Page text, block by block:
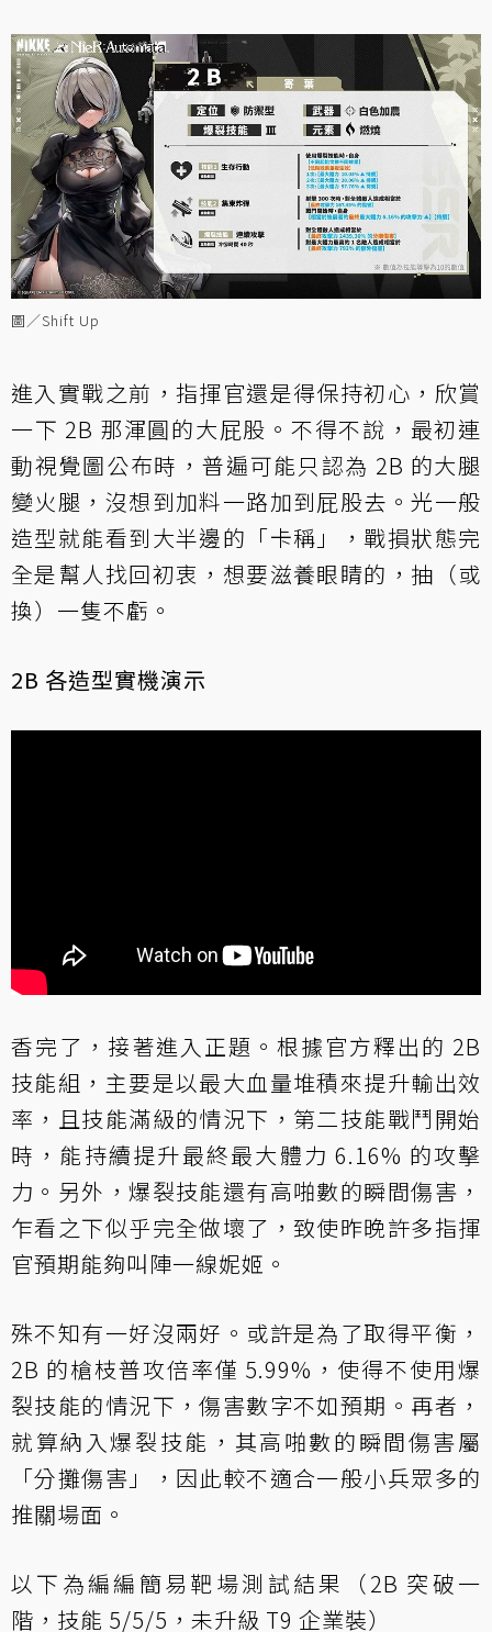
圖／Shift Up
進入實戰之前，指揮官還是得保持初心，欣賞
一下 2B 那渾圓的大屁股。不得不說，最初連
動視覺圖公布時，普遍可能只認為 2B 的大腿
變火腿，沒想到加料一路加到屁股去。光一般
造型就能看到大半邊的「卡稱」，戰損狀態完
全是幫人找回初衷，想要滋養眼睛的，抽（或
換）一隻不虧。
2B 各造型實機演示
香完了，接著進入正題。根據官方釋出的 2B
技能組，主要是以最大血量堆積來提升輸出效
率，且技能滿級的情況下，第二技能戰鬥開始
時，能持續提升最終最大體力 6.16% 的攻擊
力。另外，爆裂技能還有高啪數的瞬間傷害，
乍看之下似乎完全做壞了，致使昨晚許多指揮
官預期能夠叫陣一線妮姬。
殊不知有一好沒兩好。或許是為了取得平衡，
2B 的槍枝普攻倍率僅 5.99%，使得不使用爆
裂技能的情況下，傷害數字不如預期。再者，
就算納入爆裂技能，其高啪數的瞬間傷害屬
「分攤傷害」，因此較不適合一般小兵眾多的
推關場面。
以下為編編簡易靶場測試結果（2B 突破一
階，技能 5/5/5，未升級 T9 企業裝）